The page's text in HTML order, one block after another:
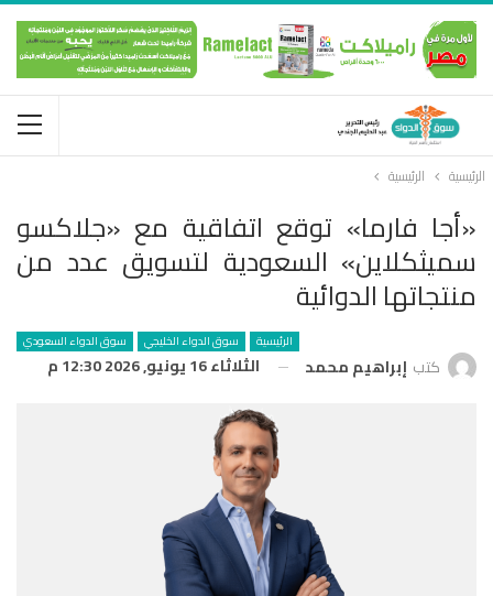
الرئيسية الرئيسية
«أجا فارما» توقع اتفاقية مع «جلاكسو
سميثكلاين» السعودية لتسويق عدد من
منتجاتها الدوائية
الرئيسية سوق الدواء الخليجي سوق الدواء السعودي
كتب إبراهيم محمد الثلاثاء 16 يونيو, 2026 12:30 م